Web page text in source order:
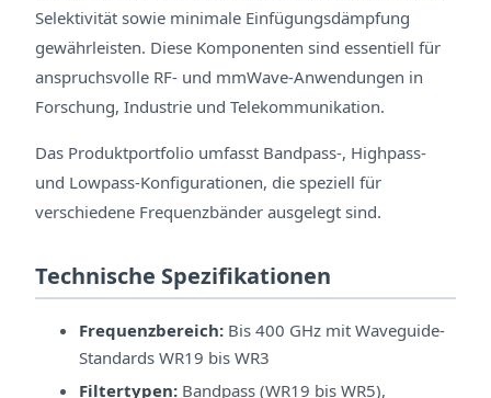
Selektivität sowie minimale Einfügungsdämpfung
gewährleisten. Diese Komponenten sind essentiell für
anspruchsvolle RF- und mmWave-Anwendungen in
Forschung, Industrie und Telekommunikation.
Das Produktportfolio umfasst Bandpass-, Highpass-
und Lowpass-Konfigurationen, die speziell für
verschiedene Frequenzbänder ausgelegt sind.
Technische Spezifikationen
Frequenzbereich: Bis 400 GHz mit Waveguide-
Standards WR19 bis WR3
Filtertypen: Bandpass (WR19 bis WR5),